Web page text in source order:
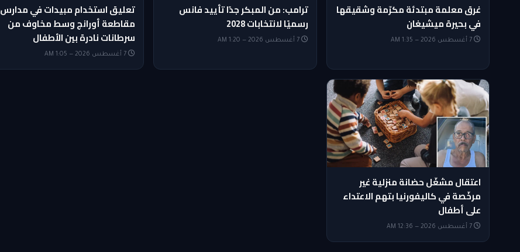
غرق معلمة مبتدئة مكرّمة وشقيقها
في بحيرة ميشيغان
ترامب: من المبكر جدًا تأييد فانس
رسميًا لانتخابات 2028
7 أغسطس 2026 — 1:20 AM
تعليق استخدام مبيدات في مدارس
مقاطعة أورانج وسط مخاوف من
سرطانات نادرة بين الأطفال
7 أغسطس 2026 — 1:05 AM
اعتقال مشغّل حضانة منزلية غير
مرخّصة في كاليفورنيا بتهم الاعتداء
على أطفال